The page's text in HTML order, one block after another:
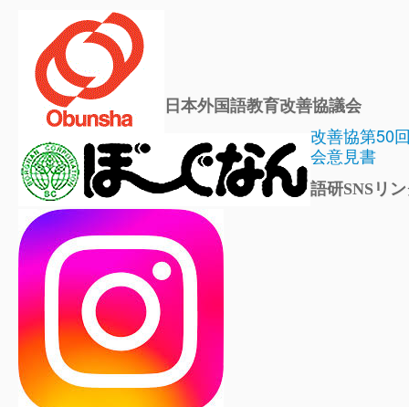
日本外国語教育改善協議会
改善協第50
会意見書
語研SNSリ